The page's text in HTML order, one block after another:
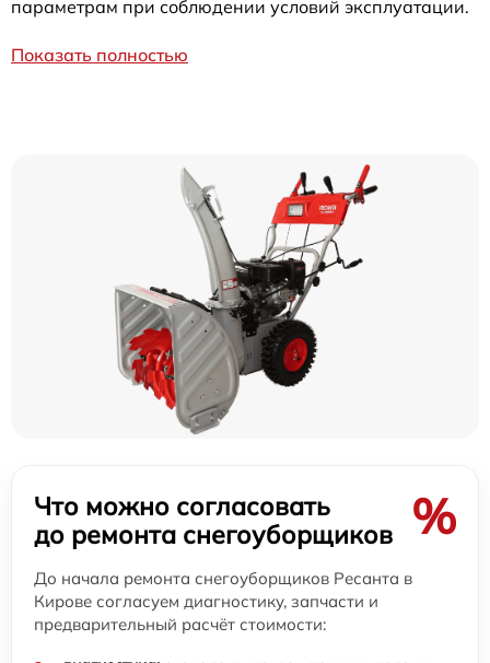
параметрам при соблюдении условий эксплуатации.
Показать полностью
Что можно согласовать
до ремонта снегоуборщиков
%
До начала ремонта снегоуборщиков Ресанта в
Кирове согласуем диагностику, запчасти и
предварительный расчёт стоимости: